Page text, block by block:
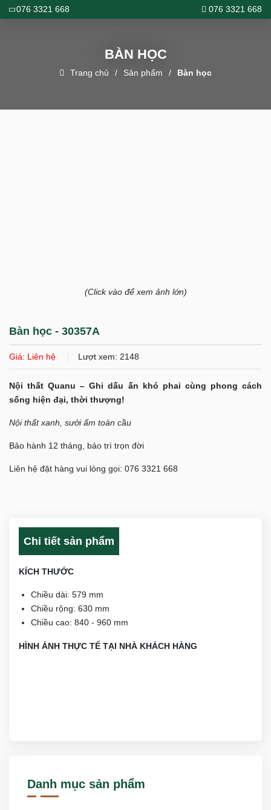
076 3321 668 076 3321 668
BÀN HỌC
Trang chủ Sản phẩm Bàn học
(Click vào để xem ảnh lớn)
Bàn học - 30357A
Giá: Liên hệ Lượt xem: 2148
Nội thất Quanu – Ghi dấu ấn khó phai cùng phong cách
sống hiện đại, thời thượng!
Nội thất xanh, sưởi ấm toàn cầu
Bảo hành 12 tháng, bảo trì trọn đời
Liên hệ đặt hàng vui lòng gọi: 076 3321 668
Chi tiết sản phẩm
KÍCH THƯỚC
Chiều dài: 579 mm
Chiều rộng: 630 mm
Chiều cao: 840 - 960 mm
HÌNH ẢNH THỰC TẾ TẠI NHÀ KHÁCH HÀNG
Danh mục sản phẩm